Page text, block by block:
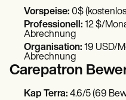
Vorspeise: 0$
Professionell: 12 $/
Abrechnung
Organisation: 19 USD/
Abrechnung
Carepatron
Kap Terra: 4.6/5 (69